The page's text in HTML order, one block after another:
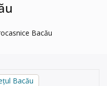
Bacău
Bacău